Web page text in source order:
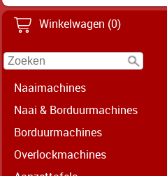
Winkelwagen (0)
Naaimachines
Naai & Borduurmachines
Borduurmachines
Overlockmachines